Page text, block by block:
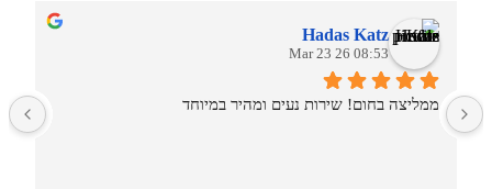
Hadas Katz
08:53 26 Mar 23
ממליצה בחום! שירות נעים ומהיר במיוחד